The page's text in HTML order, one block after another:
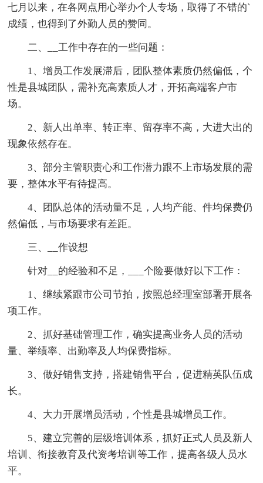
七月以来，在各网点用心举办个人专场，取得了不错的`
成绩，也得到了外勤人员的赞同。
二、__工作中存在的一些问题：
1、增员工作发展滞后，团队整体素质仍然偏低，个
性是县城团队，需补充高素质人才，开拓高端客户市
场。
2、新人出单率、转正率、留存率不高，大进大出的
现象依然存在。
3、部分主管职责心和工作潜力跟不上市场发展的需
要，整体水平有待提高。
4、团队总体的活动量不足，人均产能、件均保费仍
然偏低，与市场要求有差距。
三、__作设想
针对__的经验和不足，___个险要做好以下工作：
1、继续紧跟市公司节拍，按照总经理室部署开展各
项工作。
2、抓好基础管理工作，确实提高业务人员的活动
量、举绩率、出勤率及人均保费指标。
3、做好销售支持，搭建销售平台，促进精英队伍成
长。
4、大力开展增员活动，个性是县城增员工作。
5、建立完善的层级培训体系，抓好正式人员及新人
培训、衔接教育及代资考培训等工作，提高各级人员水
平。